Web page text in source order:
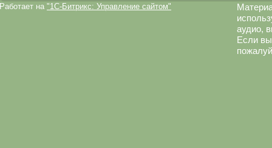
Работает на "1C-Битрикс: Управление сайтом"
аудио,
Если вы